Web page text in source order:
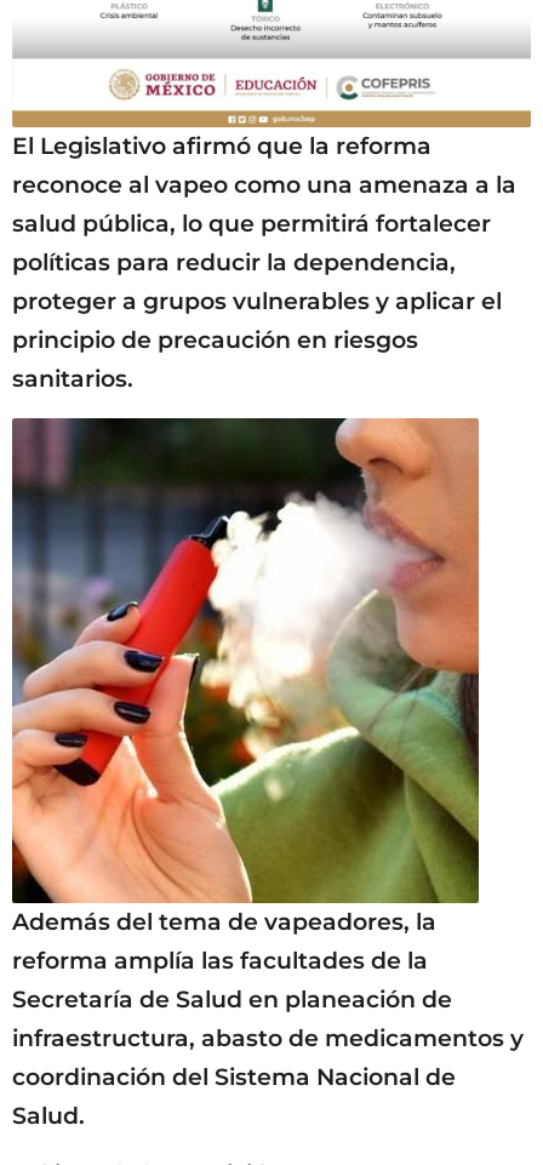
El Legislativo afirmó que la reforma
reconoce al vapeo como una amenaza a la
salud pública, lo que permitirá fortalecer
políticas para reducir la dependencia,
proteger a grupos vulnerables y aplicar el
principio de precaución en riesgos
sanitarios.
Además del tema de vapeadores, la
reforma amplía las facultades de la
Secretaría de Salud en planeación de
infraestructura, abasto de medicamentos y
coordinación del Sistema Nacional de
Salud.